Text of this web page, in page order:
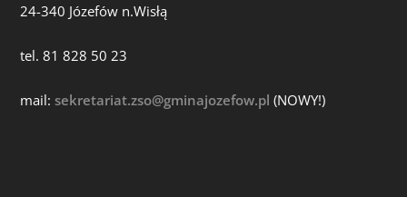
24-340 Józefów n.Wisłą
tel. 81 828 50 23
mail:sekretariat.zso@gminajozefow.pl (NOWY!)